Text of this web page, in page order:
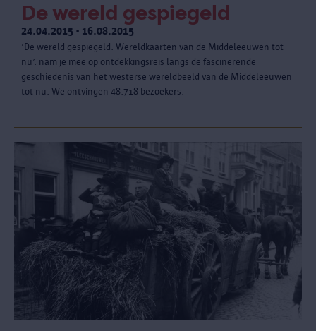
De wereld gespiegeld
24.04.2015 - 16.08.2015
‘De wereld gespiegeld. Wereldkaarten van de Middeleeuwen tot
nu’. nam je mee op ontdekkingsreis langs de fascinerende
geschiedenis van het westerse wereldbeeld van de Middeleeuwen
tot nu. We ontvingen 48.718 bezoekers.